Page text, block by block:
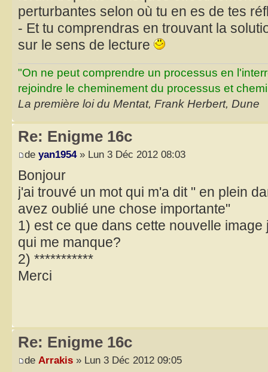
perturbantes selon où tu en es de tes
- Et tu comprendras en trouvant la
sur le sens de lecture
"On ne peut comprendre un processus en
rejoindre le cheminement du processus et
La première loi du Mentat, Frank Herbert, Dune
Re: Enigme 16c
de yan1954» Lun 3 Déc 2012 08:03
Bonjour
j'ai trouvé un mot qui m'a dit " en plein
avez oublié une chose importante"
1) est ce que dans cette nouvelle
qui me manque?
2) ***********
Merci
Re: Enigme 16c
de Arrakis » Lun 3 Déc 2012 09:05